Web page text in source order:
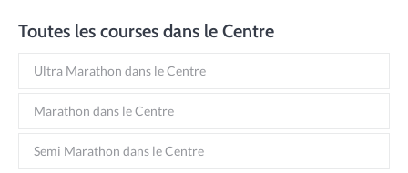
Toutes les courses dans le Centre
Ultra Marathon dans le Centre
Marathon dans le Centre
Semi Marathon dans le Centre